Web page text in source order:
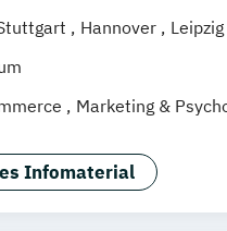
Hannover
Leipzig
Main
Marketing &
Infomaterial